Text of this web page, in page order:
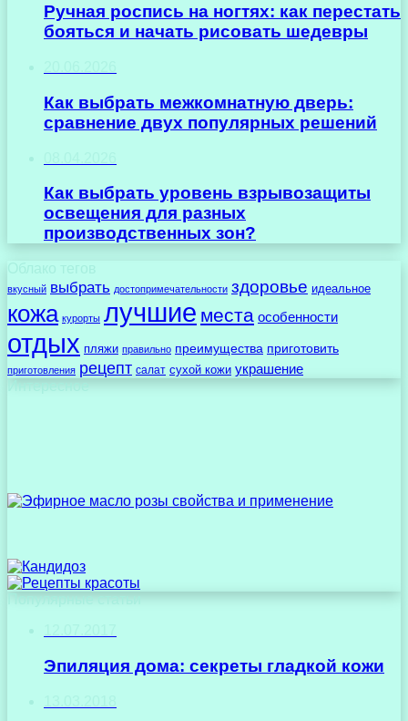
Ручная роспись на ногтях: как перестать
бояться и начать рисовать шедевры
Как выбрать межкомнатную дверь:
сравнение двух популярных решений
Как выбрать уровень взрывозащиты
освещения для разных
производственных зон?
Облако тегов
вкусный выбрать достопримечательности здоровье идеальное
кожа курорты лучшие места особенности
отдых пляжи правильно преимущества приготовить
приготовления рецепт салат сухой кожи украшение
Эпиляция дома: секреты гладкой кожи